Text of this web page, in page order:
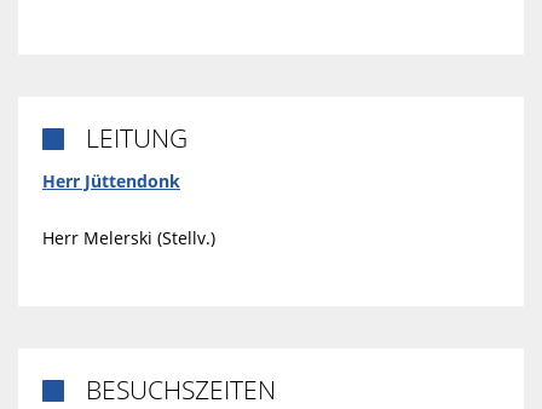
LEITUNG
Herr Jüttendonk
Herr Melerski (Stellv.)
BESUCHSZEITEN